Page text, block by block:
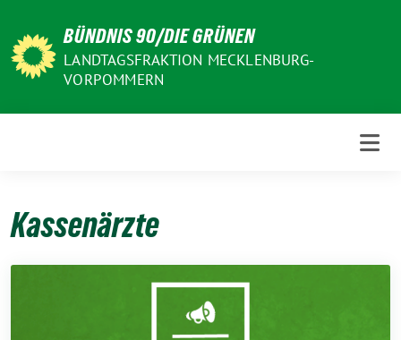
zum
Inhalt
BÜNDNIS 90/DIE GRÜNEN
LANDTAGSFRAKTION MECKLENBURG-
VORPOMMERN
Kassenärzte